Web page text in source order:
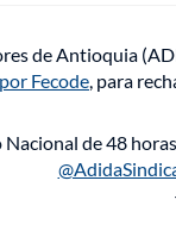
de Antioquia
Fecode, para
Nacional de 48